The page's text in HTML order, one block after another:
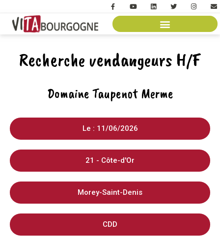
Recherche vendangeurs H/F
Domaine Taupenot Merme
Le : 11/06/2026
21 - Côte-d'Or
Morey-Saint-Denis
CDD